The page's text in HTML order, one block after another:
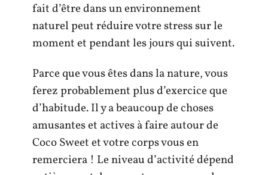
fait d’être dans un environnement
naturel peut réduire votre stress sur le
moment et pendant les jours qui suivent.
Parce que vous êtes dans la nature, vous
ferez probablement plus d’exercice que
d’habitude. Il y a beaucoup de choses
amusantes et actives à faire autour de
Coco Sweet et votre corps vous en
remerciera ! Le niveau d’activité dépend